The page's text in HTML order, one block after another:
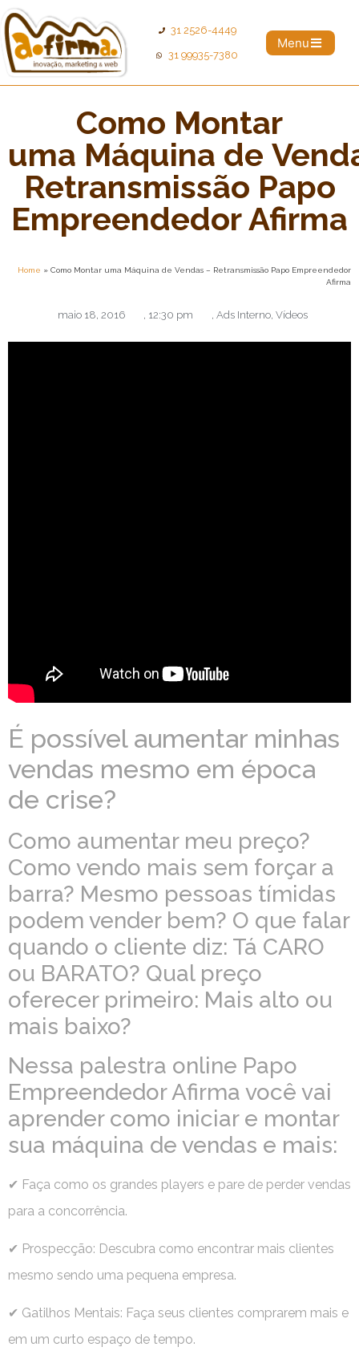
31 2526-4449
31 99935-7380
Menu
Como Montar
uma Máquina de
Retransmissão Papo
Empreendedor Afirma
Home » Como Montar uma Máquina de Vendas – Retransmissão Papo Empreendedor
Afirma
maio 18, 2016 , 12:30 pm , Ads Interno, Vídeos
É possível aumentar minhas
vendas mesmo em época
de crise?
Como aumentar meu preço?
Como vendo mais sem forçar a
barra? Mesmo pessoas tímidas
podem vender bem? O que falar
quando o cliente diz: Tá CARO
ou BARATO? Qual preço
oferecer primeiro: Mais alto ou
mais baixo?
Nessa palestra online Papo
Empreendedor Afirma você vai
aprender como iniciar e montar
sua máquina de vendas e mais:
✔ Faça como os grandes players e pare de perder vendas
para a concorrência.
✔ Prospecção: Descubra como encontrar mais clientes
mesmo sendo uma pequena empresa.
✔ Gatilhos Mentais: Faça seus clientes comprarem mais e
em um curto espaço de tempo.